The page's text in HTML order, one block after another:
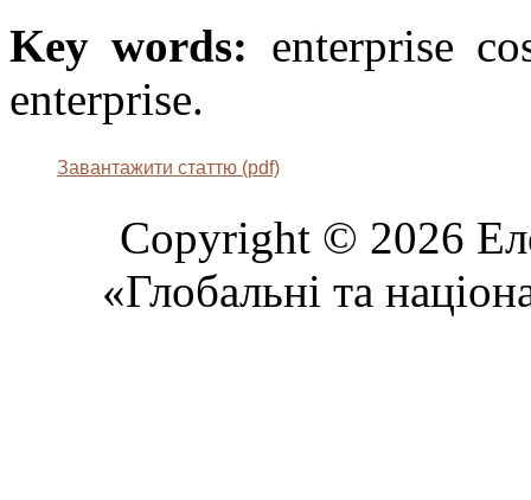
Key words: enterprise
enterprise.
Завантажити статтю (pdf)
Copyright © 2026
«Глобальні та